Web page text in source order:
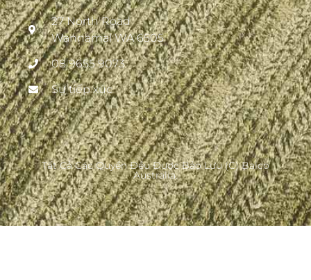
27 North Road
Wannamal WA 6505
08 9655 9073
Sự tiếp xúc
Tất Cả Các Quyền Đều Được Bảo Lưu (c) Balco
Australia.